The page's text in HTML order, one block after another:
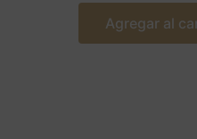
Agregar al